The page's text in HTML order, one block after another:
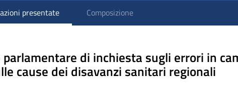
presentate Composizione
parlamentare di inchiesta sugli errori in
cause dei disavanzi sanitari regionali